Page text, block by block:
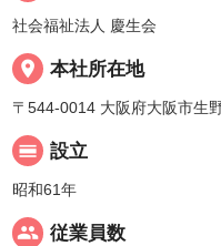
社会福祉法人 慶生会
place 本社所在地
〒544-0014 大阪府大阪市生
calendar_view_day 設立
昭和61年
people 従業員数